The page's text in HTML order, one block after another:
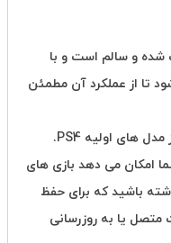
شده و سالم است و با
تا از عملکرد آن مطمئن
به شما امکان می دهد بازی های
باشید که برای حفظ
متصل یا به روزرسانی